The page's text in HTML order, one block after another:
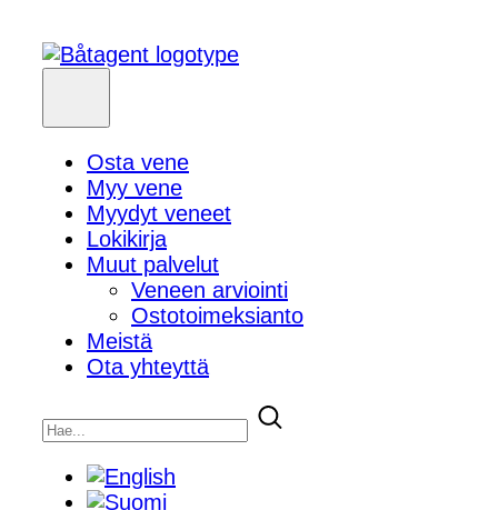
Osta vene
Myy vene
Myydyt veneet
Lokikirja
Muut palvelut
Veneen arviointi
Ostotoimeksianto
Meistä
Ota yhteyttä